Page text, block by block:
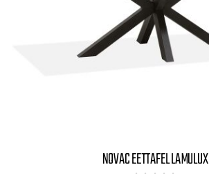
NOVAC EETTAFEL LAMULUX